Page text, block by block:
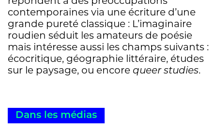
contemporaines via une écriture d’une
grande pureté classique : L’imaginaire
roudien séduit les amateurs de poésie
mais intéresse aussi les champs suivants :
écocritique, géographie littéraire, études
sur le paysage, ou encore queer studies.
Dans les médias